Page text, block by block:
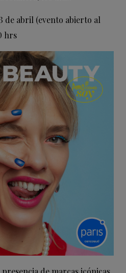
de abril (evento abierto al
hrs